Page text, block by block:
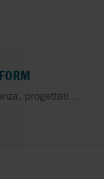
progettati...